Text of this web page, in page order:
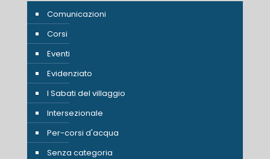
Comunicazioni
Corsi
Eventi
Evidenziato
I Sabati del villaggio
Intersezionale
Per-corsi d'acqua
Senza categoria